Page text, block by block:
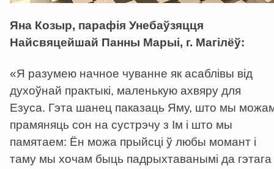
Яна Козыр, парафія Унебаўзяцця
Найсвяцейшай Панны Марыі, г. Магілёў:
«Я разумею начное чуванне як асаблівы від
духоўнай практыкі, маленькую ахвяру для
Езуса. Гэта шанец паказаць Яму, што мы
прамяняць сон на сустрэчу з Ім і што мы
памятаем: Ён можа прыйсці ў любы момант і
таму мы хочам быць падрыхтаванымі да гэтага